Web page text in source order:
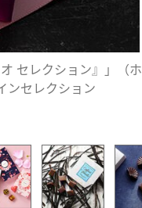
セレクション』」（ホ
ンセレクション